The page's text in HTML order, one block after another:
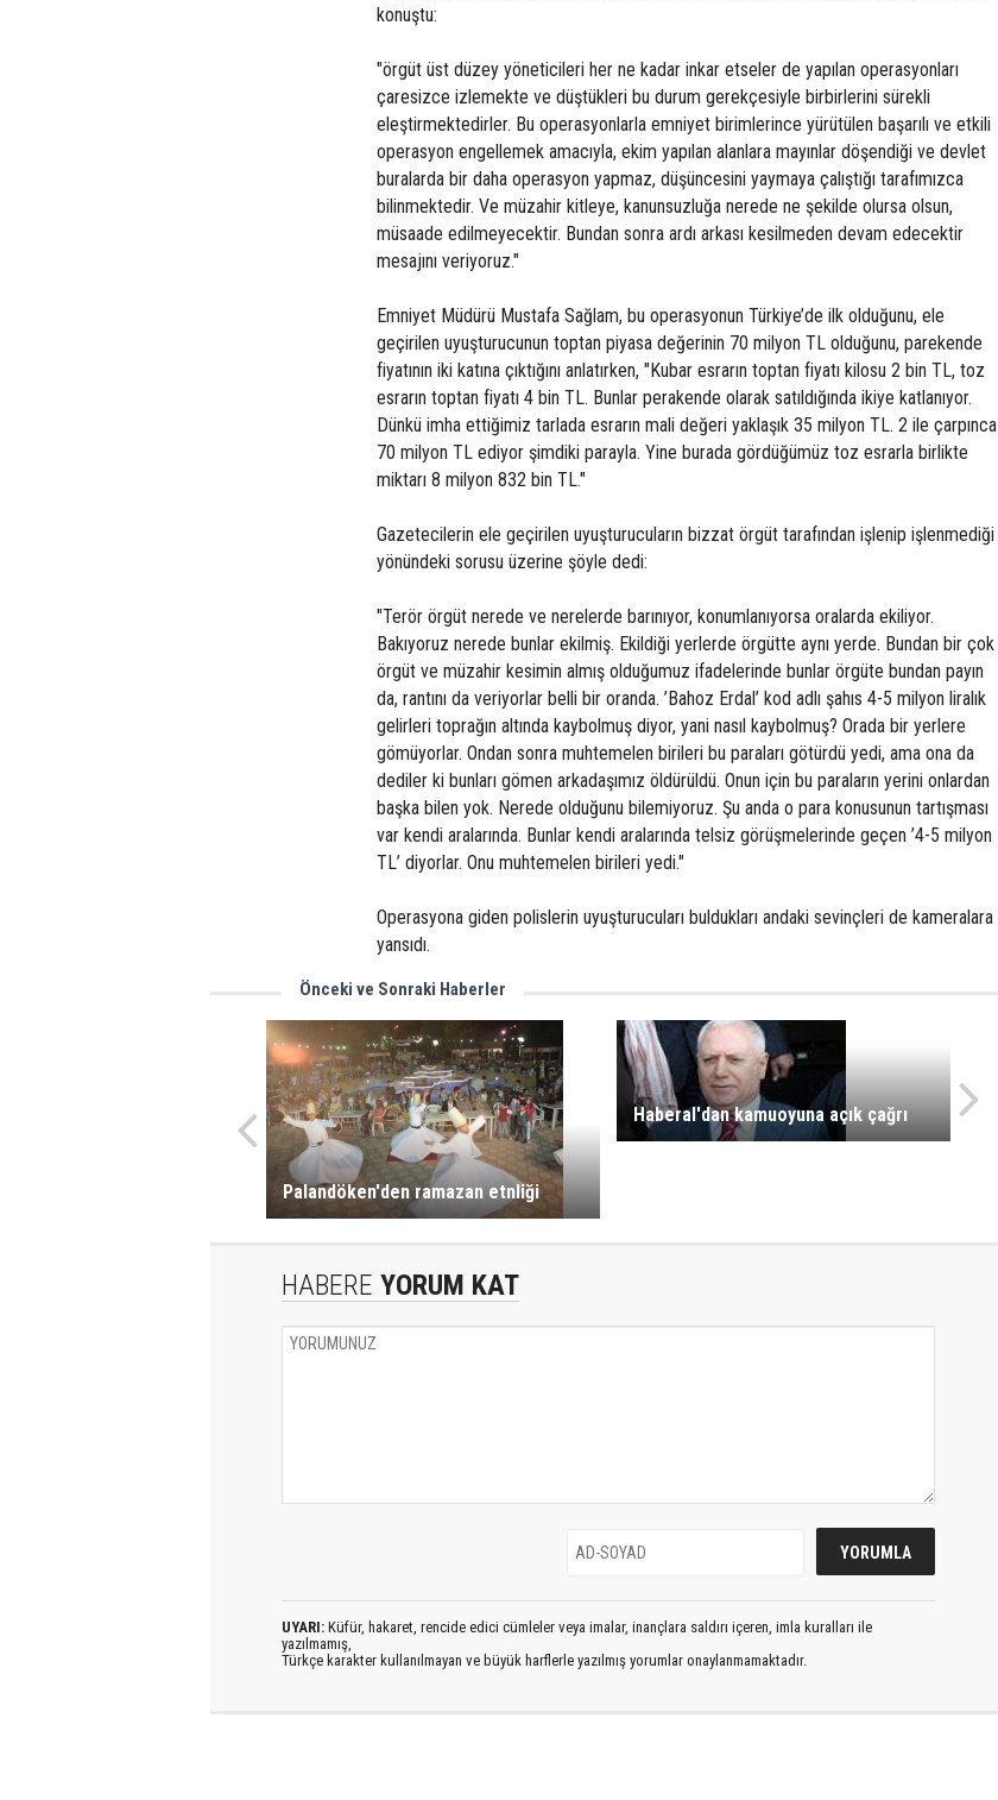
konuştu:
"örgüt üst düzey yöneticileri her ne kadar inkar etseler de yapılan operasyonları
çaresizce izlemekte ve düştükleri bu durum gerekçesiyle birbirlerini sürekli
eleştirmektedirler. Bu operasyonlarla emniyet birimlerince yürütülen başarılı ve etkili
operasyon engellemek amacıyla, ekim yapılan alanlara mayınlar döşendiği ve devlet
buralarda bir daha operasyon yapmaz, düşüncesini yaymaya çalıştığı tarafımızca
bilinmektedir. Ve müzahir kitleye, kanunsuzluğa nerede ne şekilde olursa olsun,
müsaade edilmeyecektir. Bundan sonra ardı arkası kesilmeden devam edecektir
mesajını veriyoruz."
Emniyet Müdürü Mustafa Sağlam, bu operasyonun Türkiye’de ilk olduğunu, ele
geçirilen uyuşturucunun toptan piyasa değerinin 70 milyon TL olduğunu, parekende
fiyatının iki katına çıktığını anlatırken, "Kubar esrarın toptan fiyatı kilosu 2 bin TL, toz
esrarın toptan fiyatı 4 bin TL. Bunlar perakende olarak satıldığında ikiye katlanıyor.
Dünkü imha ettiğimiz tarlada esrarın mali değeri yaklaşık 35 milyon TL. 2 ile çarpınca
70 milyon TL ediyor şimdiki parayla. Yine burada gördüğümüz toz esrarla birlikte
miktarı 8 milyon 832 bin TL."
Gazetecilerin ele geçirilen uyuşturucuların bizzat örgüt tarafından işlenip işlenmediği
yönündeki sorusu üzerine şöyle dedi:
"Terör örgüt nerede ve nerelerde barınıyor, konumlanıyorsa oralarda ekiliyor.
Bakıyoruz nerede bunlar ekilmiş. Ekildiği yerlerde örgütte aynı yerde. Bundan bir çok
örgüt ve müzahir kesimin almış olduğumuz ifadelerinde bunlar örgüte bundan payın
da, rantını da veriyorlar belli bir oranda. ’Bahoz Erdal’ kod adlı şahıs 4-5 milyon liralık
gelirleri toprağın altında kaybolmuş diyor, yani nasıl kaybolmuş? Orada bir yerlere
gömüyorlar. Ondan sonra muhtemelen birileri bu paraları götürdü yedi, ama ona da
dediler ki bunları gömen arkadaşımız öldürüldü. Onun için bu paraların yerini onlardan
başka bilen yok. Nerede olduğunu bilemiyoruz. Şu anda o para konusunun tartışması
var kendi aralarında. Bunlar kendi aralarında telsiz görüşmelerinde geçen ’4-5 milyon
TL’ diyorlar. Onu muhtemelen birileri yedi."
Operasyona giden polislerin uyuşturucuları buldukları andaki sevinçleri de kameralara
yansıdı.
Önceki ve Sonraki Haberler
Palandöken'den ramazan etnliği
Haberal'dan kamuoyuna açık çağrı
HABERE YORUM KAT
UYARI: Küfür, hakaret, rencide edici cümleler veya imalar, inançlara saldırı içeren, imla kuralları ile
yazılmamış,
Türkçe karakter kullanılmayan ve büyük harflerle yazılmış yorumlar onaylanmamaktadır.